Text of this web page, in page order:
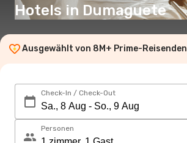
Hotels in Dumaguete
Ausgewählt von 8M+ Prime-Reisenden
Check-In / Check-Out
Personen